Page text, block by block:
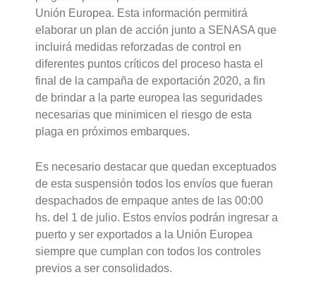
Unión Europea. Esta información permitirá
elaborar un plan de acción junto a SENASA que
incluirá medidas reforzadas de control en
diferentes puntos críticos del proceso hasta el
final de la campaña de exportación 2020, a fin
de brindar a la parte europea las seguridades
necesarias que minimicen el riesgo de esta
plaga en próximos embarques.
Es necesario destacar que quedan exceptuados
de esta suspensión todos los envíos que fueran
despachados de empaque antes de las 00:00
hs. del 1 de julio. Estos envíos podrán ingresar a
puerto y ser exportados a la Unión Europea
siempre que cumplan con todos los controles
previos a ser consolidados.